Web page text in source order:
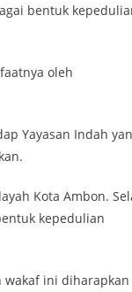
bentuk
oleh
Yayasan Indah
Kota Ambon.
kepedulian
wakaf ini diharapkan